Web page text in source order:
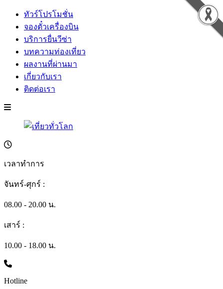
ทัวร์โปรโมชั่น
จองตั๋วเครื่องบิน
บริการยื่นวีซ่า
บทความท่องเที่ยว
ผลงานที่ผ่านมา
เกี่ยวกับเรา
ติดต่อเรา
เวลาทำการ
จันทร์-ศุกร์ :
08.00 - 20.00 น.
เสาร์ :
10.00 - 18.00 น.
Hotline